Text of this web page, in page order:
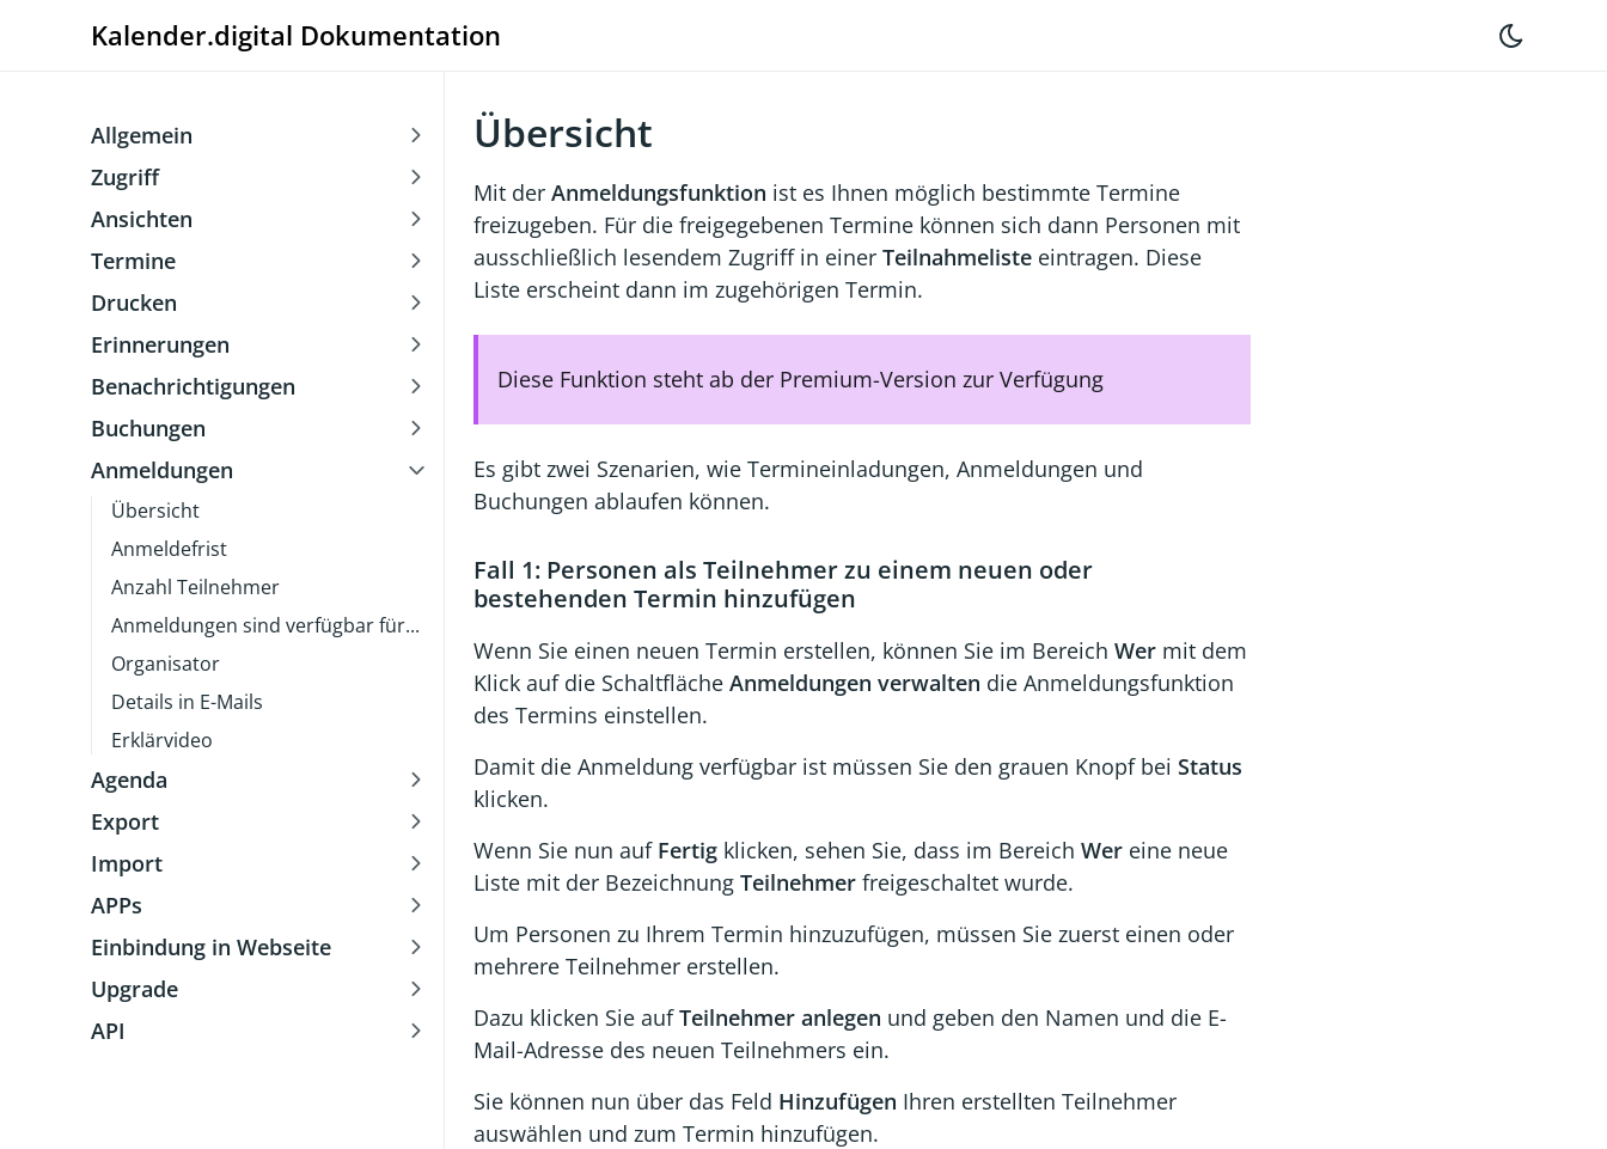
Kalender.digital Dokumentation
Allgemein
Zugriff
Ansichten
Termine
Drucken
Erinnerungen
Benachrichtigungen
Buchungen
Anmeldungen
Übersicht
Anmeldefrist
Anzahl Teilnehmer
Anmeldungen sind verfügbar für...
Organisator
Details in E-Mails
Erklärvideo
Agenda
Export
Import
APPs
Einbindung in Webseite
Upgrade
API
Übersicht
Mit der Anmeldungsfunktion ist es Ihnen möglich bestimmte Termine
freizugeben. Für die freigegebenen Termine können sich dann Personen mit
ausschließlich lesendem Zugriff in einer Teilnahmeliste eintragen. Diese
Liste erscheint dann im zugehörigen Termin.
Diese Funktion steht ab der Premium-Version zur Verfügung
Es gibt zwei Szenarien, wie Termineinladungen, Anmeldungen und
Buchungen ablaufen können.
Fall 1: Personen als Teilnehmer zu einem neuen oder
bestehenden Termin hinzufügen
Wenn Sie einen neuen Termin erstellen, können Sie im Bereich Wer mit dem
Klick auf die Schaltfläche Anmeldungen verwalten die Anmeldungsfunktion
des Termins einstellen.
Damit die Anmeldung verfügbar ist müssen Sie den grauen Knopf bei Status
klicken.
Wenn Sie nun auf Fertig klicken, sehen Sie, dass im Bereich Wer eine neue
Liste mit der Bezeichnung Teilnehmer freigeschaltet wurde.
Um Personen zu Ihrem Termin hinzuzufügen, müssen Sie zuerst einen oder
mehrere Teilnehmer erstellen.
Dazu klicken Sie aufTeilnehmer anlegen und geben den Namen und die E-
Mail-Adresse des neuen Teilnehmers ein.
Sie können nun über das Feld Hinzufügen Ihren erstellten Teilnehmer
auswählen und zum Termin hinzufügen.